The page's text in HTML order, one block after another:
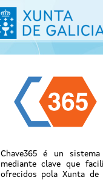
Chave365 é un
mediante clave que
ofrecidos pola Xunta de